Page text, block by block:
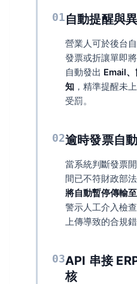
01自動提醒與
營業人可於後台
發票或折讓單即
自動發出 Email
知 ，精準提醒未
受罰。
02逾時發票自
當系統判斷發票
間已不符財政部
將自動暫停傳輸
警示人工介入檢
上傳導致的合規錯
03API 串接
核